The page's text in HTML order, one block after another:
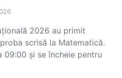
2026 au primit
scrisă la Matematică.
09:00 și se încheie pentru